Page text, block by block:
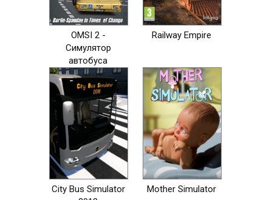
OMSI 2 -
Симулятор
автобуса
Railway Empire
City Bus Simulator
Mother Simulator